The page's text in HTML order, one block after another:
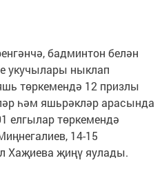
бадминтон белән
укучылары ныклап
төркемендә 12 призлы
һәм яшьрәкләр арасында
елгылар төркемендә
14-15
Хаҗиева җиңү яулады.